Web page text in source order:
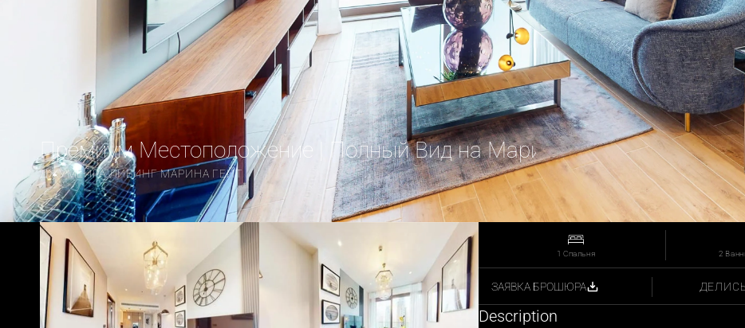
Премиум Местоположение | Полный Вид на Марину | С меблировкой
ДЖУМЕЙРА ЛИВИНГ МАРИНА ГЕЙТ
1 Спальня 2
ЗАЯВКА БРОШЮРА
Description